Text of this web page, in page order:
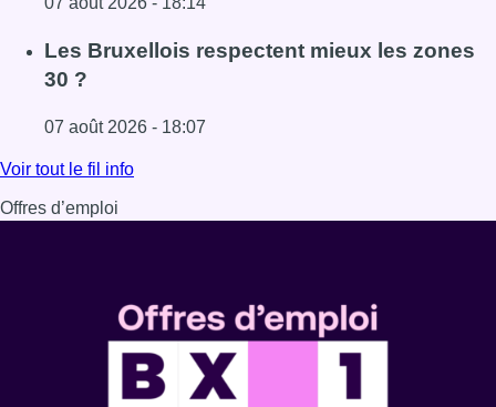
Lire l'article Foire du Midi: les visiteurs au rendez-vous
Les Bruxellois respectent mieux les zones
30 ?
07 août 2026 - 18:07
Lire l'article Les Bruxellois respectent mieux les zones 30
Voir tout le fil info
Offres d’emploi